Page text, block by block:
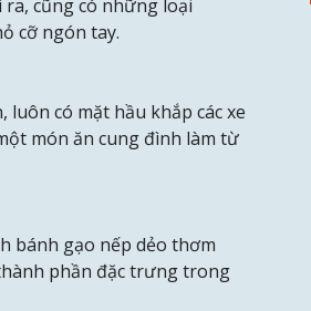
cũng có những loại
cỡ ngón tay.
có mặt hầu khắp các xe
món ăn cung đình làm từ
bánh gạo nếp dẻo thơm
phần đặc trưng trong